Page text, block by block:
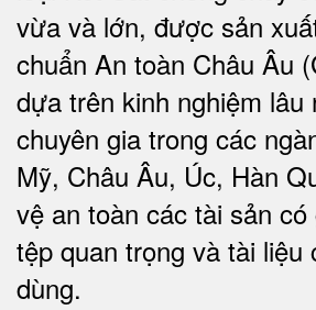
vừa và lớn, được sản
chuẩn An toàn Châu Âu
dựa trên kinh nghiệm lâu
chuyên gia trong các
Mỹ, Châu Âu, Úc, Hàn
vệ an toàn các tài sản
tệp quan trọng và tài liệu
dùng.